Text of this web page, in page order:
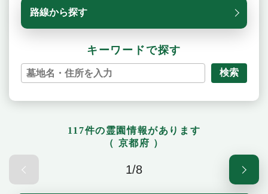
路線から探す
キーワードで探す
検索
117件の霊園情報があります
（ 京都府 ）
1/8